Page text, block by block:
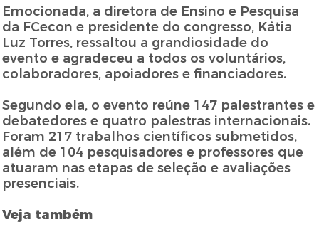
Emocionada, a diretora de Ensino e Pesquisa
da FCecon e presidente do congresso, Kátia
Luz Torres, ressaltou a grandiosidade do
evento e agradeceu a todos os voluntários,
colaboradores, apoiadores e financiadores.
Segundo ela, o evento reúne 147 palestrantes e
debatedores e quatro palestras internacionais.
Foram 217 trabalhos científicos submetidos,
além de 104 pesquisadores e professores que
atuaram nas etapas de seleção e avaliações
presenciais.
Veja também